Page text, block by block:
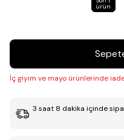
ürün
İç giyim ve mayo ürünlerinde
3 saat 8 dakika içinde